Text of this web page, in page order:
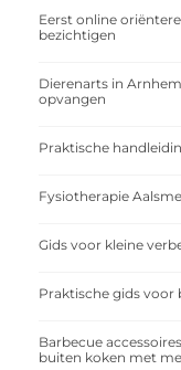
Eerst online
bezichtigen
Dierenarts in
opvangen
Praktische
Fysiotherapie
Gids voor kleine
Praktische gids
Barbecue
buiten koken met